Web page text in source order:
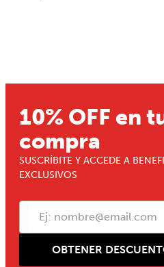
10% OFF en
compra
SUSCRÍBITE Y ACCEDE A
EXCLUSIVOS
OBTENER